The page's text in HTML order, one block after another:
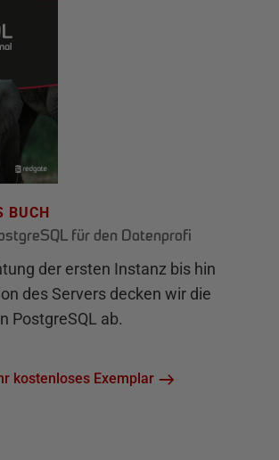
BUCH
für den Datenprofi
der ersten Instanz bis hin
des Servers decken wir die
PostgreSQL ab.
kostenloses Exemplar